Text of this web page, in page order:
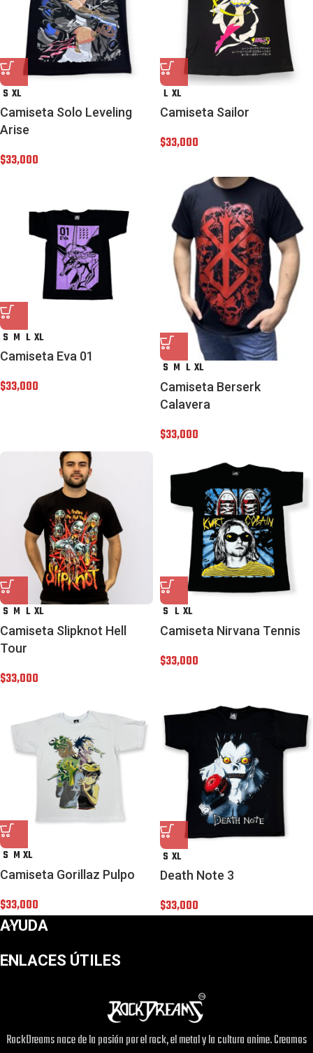
S XL
Camiseta Solo Leveling
Arise
$33,000
L XL
Camiseta Sailor
$33,000
S M L XL
Camiseta Eva 01
$33,000
S M L XL
Camiseta Berserk
Calavera
$33,000
S M L XL
Camiseta Slipknot Hell
Tour
$33,000
S L XL
Camiseta Nirvana Tennis
$33,000
S M XL
Camiseta Gorillaz Pulpo
$33,000
S XL
Death Note 3
$33,000
AYUDA
ENLACES ÚTILES
RockDreams nace de la pasión por el rock, el metal y la cultura anime. Creamos
Camiseta Kikis Delivery Service